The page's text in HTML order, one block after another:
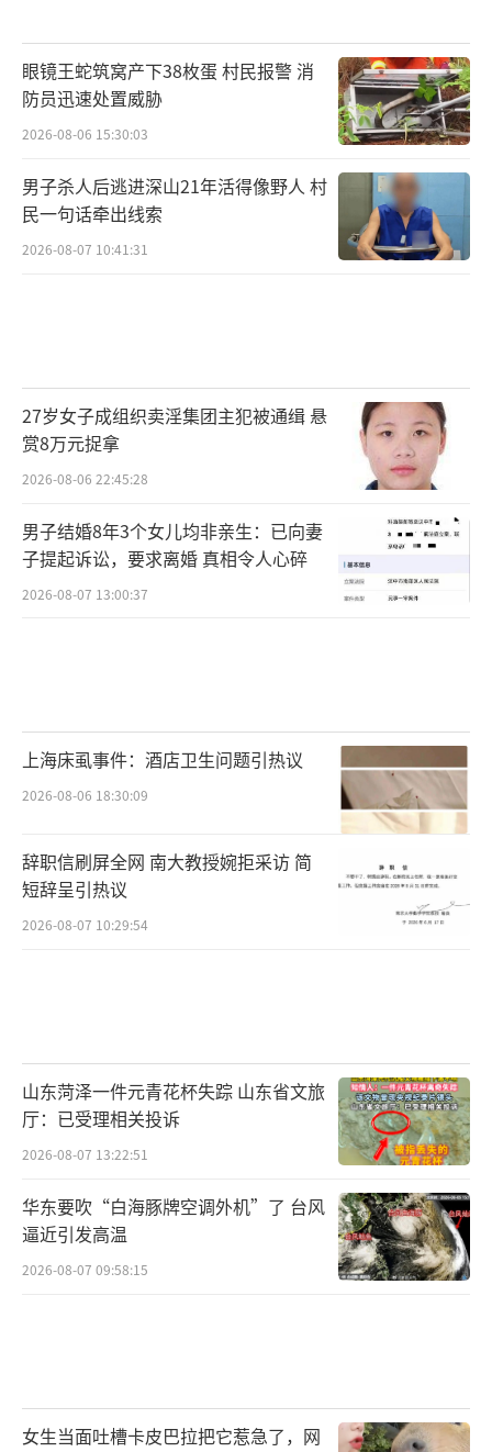
眼镜王蛇筑窝产下38枚蛋 村民报警 消
防员迅速处置威胁
2026-08-06 15:30:03
男子杀人后逃进深山21年活得像野人 村
民一句话牵出线索
2026-08-07 10:41:31
27岁女子成组织卖淫集团主犯被通缉 悬
赏8万元捉拿
2026-08-06 22:45:28
男子结婚8年3个女儿均非亲生：已向妻
子提起诉讼，要求离婚 真相令人心碎
2026-08-07 13:00:37
上海床虱事件：酒店卫生问题引热议
2026-08-06 18:30:09
辞职信刷屏全网 南大教授婉拒采访 简
短辞呈引热议
2026-08-07 10:29:54
山东菏泽一件元青花杯失踪 山东省文旅
厅：已受理相关投诉
2026-08-07 13:22:51
华东要吹“白海豚牌空调外机”了 台风
逼近引发高温
2026-08-07 09:58:15
女生当面吐槽卡皮巴拉把它惹急了，网